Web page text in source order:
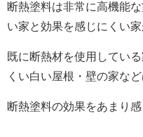
断熱塗料は非常に高機能な
い家と効果を感じにくい家
既に断熱材を使用してい
くい白い屋根・壁の家など
断熱塗料の効果をあまり